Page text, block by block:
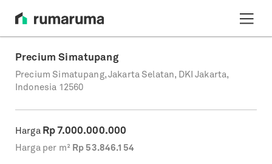
Precium Simatupang
Precium Simatupang, Jakarta Selatan, DKI Jakarta,
Indonesia 12560
Harga Rp7.000.000.000
Harga per m² Rp 53.846.154